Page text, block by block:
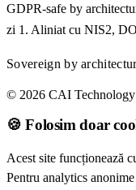
GDPR-safe by
zi 1. Aliniat cu NIS2,
Sovereign by
© 2026 CAI Technology
🍪 Folosim doar
Acest site funcționează
Pentru analytics